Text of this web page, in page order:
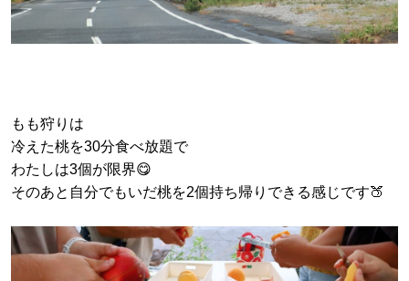
もも狩りは
冷えた桃を30分食べ放題で
わたしは3個が限界😋
そのあと自分でもいだ桃を2個持ち帰りできる感じです🍑